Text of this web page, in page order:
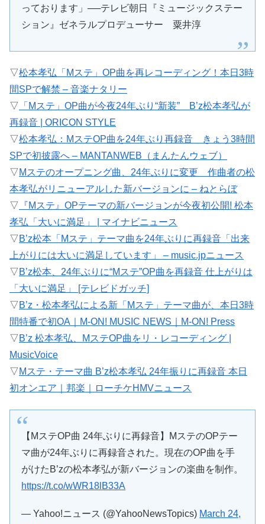
っております」──テレビ朝日『ミュージックステー
ション』ゼネラルプロデューサー 粟井淳
▽松本孝弘「Mステ」OP曲を再レコーディング！本日3時
間SPで解禁 – 音楽ナタリー
▽ 「Mステ」OP曲が今夜24年ぶり“新装” B’z松本孝弘が
再録音 | ORICON STYLE
▽松本孝弘：MステOP曲を24年ぶり再録音 きょう3時間
SPで初披露へ – MANTANWEB（まんたんウェブ）
▽Mステのオープニング曲、24年ぶりに変更 作曲者の松
本孝弘がリニューアルした新バージョンに – ねとらぼ
▽ 『Mステ』OPテーマの新バージョンが今夜初公開! 松本
孝弘「大いに満足」 | マイナビニュース
▽B’z松本「Mステ」テーマ曲を24年ぶりに再録音「出来
上がりには大いに満足しています」 – music.jpニュース
▽B’z松本、24年ぶりに“Mステ”OP曲を再録音 仕上がりは
「大いに満足」 [テレビドガッチ]
▽B’z・松本孝弘による新「Mステ」テーマ曲が、本日3時
間特番で初OA｜M-ON! MUSIC NEWS｜M-ON! Press
▽B’z 松本孝弘、MステOP曲をリ・レコーディング |
MusicVoice
▽Mステ・テーマ曲 B’z松本孝弘 24年振りに再録音 本日
初オンエア｜邦楽｜ローチケHMVニュース
【MステOP曲 24年ぶりに再録音】MステのOPテー
マ曲が24年ぶりに再録音された。現在のOP曲を手
がけたB’zの松本孝弘が新バージョンの楽曲を制作。
https://t.co/wWR18lB33A
— Yahoo!ニュース (@YahooNewsTopics) March 24,